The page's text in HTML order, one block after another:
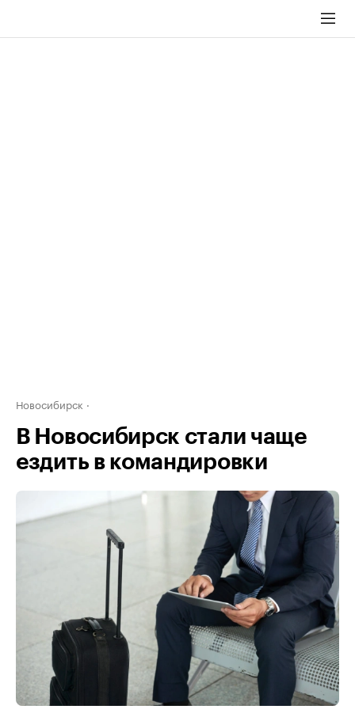
Новосибирск
В Новосибирск стали чаще
ездить в командировки